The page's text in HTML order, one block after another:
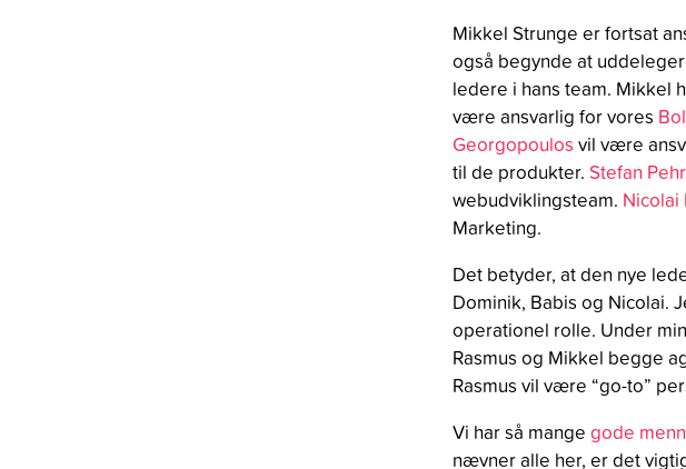
Mikkel Strunge er fortsat
også begynde at
ledere i hans team. Mikkel
være ansvarlig for vores
Georgopoulos vil være
til de produkter. Stefan
webudviklingsteam. Nicolai
Marketing.
Det betyder, at den nye
Dominik, Babis og Nicolai.
operationel rolle. Under
Rasmus og Mikkel begge
Rasmus vil være “go-to”
Vi har så mange gode
nævner alle her, er det